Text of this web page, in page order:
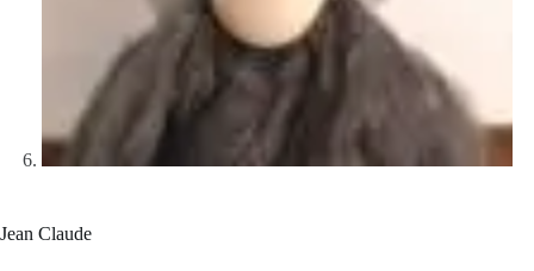
Jean Claude